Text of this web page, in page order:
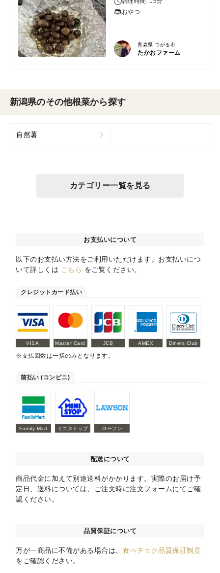
おやつ
青森県 つがる市
たかおファーム
新潟県のその他根菜から探す
自然薯
カテゴリー一覧を見る
お支払いについて
以下のお支払い方法をご利用いただけます。お支払いにつ
いて詳しくは こちら をご覧ください。
クレジットカード払い
VISA Master Card JCB AMEX Diners Club
※支払回数は一括のみとなります。
前払い (コンビニ)
Family Mart ミニストップ ローソン
配送について
商品代金に加えて別途送料がかかります。実際のお届け予
定日、送料については、ご注文時に注文フォームにてご確
認ください。
品質保証について
万が一商品に不備がある場合は、 食べチョク品質保証制度
をご確認ください。